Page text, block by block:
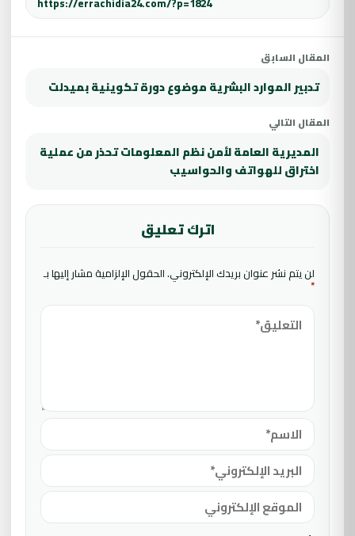
المقال السابق
تدبير الموارد البشرية موضوع دورة تكوينية بميدلت
المقال التالي
المديرية العامة لأمن نظم المعلومات تحذر من عملية
اختراق للهواتف والحواسيب
اترك تعليق
لن يتم نشر عنوان بريدك الإلكتروني.الحقول الإلزامية مشار إليها بـ
*